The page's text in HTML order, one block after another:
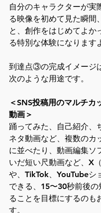
自分のキャラクターが実
る映像を初めて見た瞬間
と、創作をはじめてよか
る特別な体験になります
到達点③の完成イメージ
次のような用途です。
＜SNS投稿用のマルチカ
動画＞
踊ってみた、自己紹介、
ネタ動画など、複数のカ
に並べたり、動画編集ソ
いだ短い尺動画など、X
や、TikTok、YouTubeシ
できる、15〜30秒前後
ることを目標にするのも
す。